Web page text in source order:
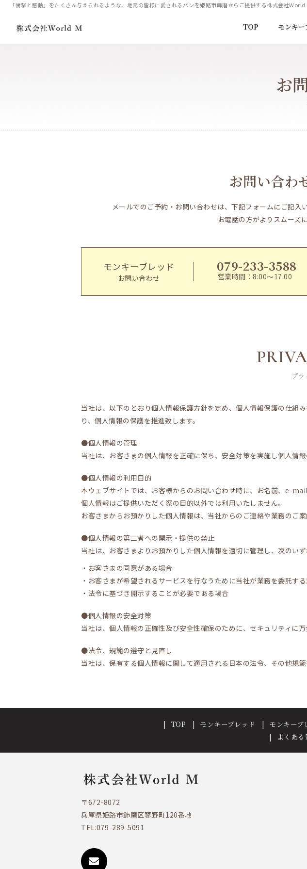
「衝撃と感動」をたくさん与えられるような、地元の皆様に愛されるパンを姫路市飾磨からご提供する株式会社World
TOP モンキー
お
お問い合わ
メールでのご予約・お問い合わせは、下記フォームにご記入
お電話の方がよりスムーズ
モンキーブレッド
お問い合わせ
079-233-3588
営業時間：8:00～17:00
P
プ
当社は、以下のとおり個人情報保護方針を定め、個人情報保護の仕組
り、個人情報の保護を推進致します。
●個人情報の管理
当社は、お客さまの個人情報を正確に保ち、安全対策を実施し個人情報
●個人情報の利用目的
本ウェブサイトでは、お客様からのお問い合わせ時に、お名前、e-
個人情報はご提供いただく際の目的以外では利用いたしません。
お客さまからお預かりした個人情報は、当社からのご連絡や業務のご
●個人情報の第三者への開示・提供の禁止
当社は、お客さまよりお預かりした個人情報を適切に管理し、次のい
・お客さまの同意がある場合
・お客さまが希望されるサービスを行なうために当社が業務を委託す
・法令に基づき開示することが必要である場合
●個人情報の安全対策
当社は、個人情報の正確性及び安全性確保のために、セキュリティに万
●法令、規範の遵守と見直し
当社は、保有する個人情報に関して適用される日本の法令、その他規
TOP モンキーブレッド モンキーブ
よくあ
〒672-8072
兵庫県姫路市飾磨区蓼野町120番地
TEL:079-289-5091